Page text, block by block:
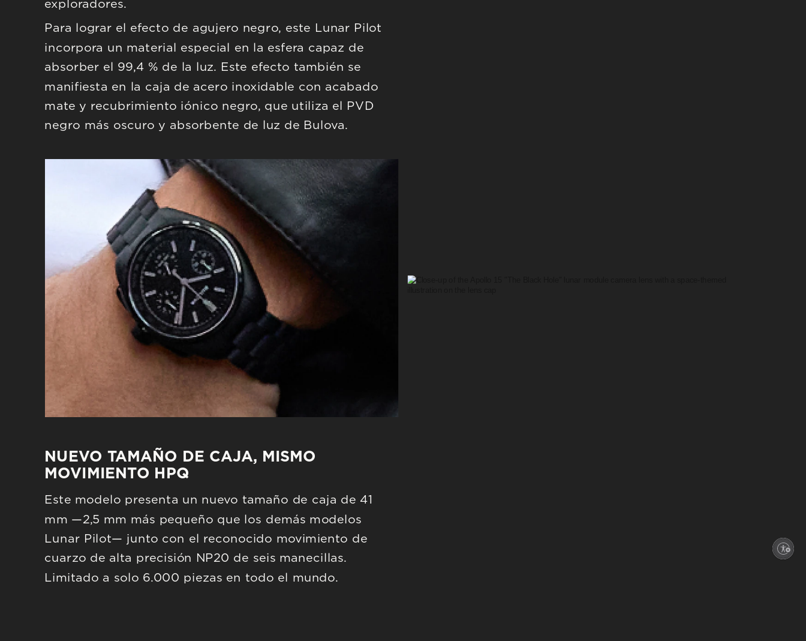
Este modelo presenta un nuevo tamaño de caja de 41
mm —2,5 mm más pequeño que los demás modelos
Lunar Pilot— junto con el reconocido movimiento de
cuarzo de alta precisión NP20 de seis manecillas.
Limitado a solo 6.000 piezas en todo el mundo.
NUEVO TAMAÑO DE CAJA, MISMO
MOVIMIENTO HPQ
Para lograr el efecto de agujero negro, este Lunar Pilot
incorpora un material especial en la esfera capaz de
absorber el 99,4 % de la luz. Este efecto también se
manifiesta en la caja de acero inoxidable con acabado
mate y recubrimiento iónico negro, que utiliza el PVD
negro más oscuro y absorbente de luz de Bulova.